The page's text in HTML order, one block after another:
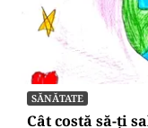
SĂNĂTATE
Cât costă să-ți